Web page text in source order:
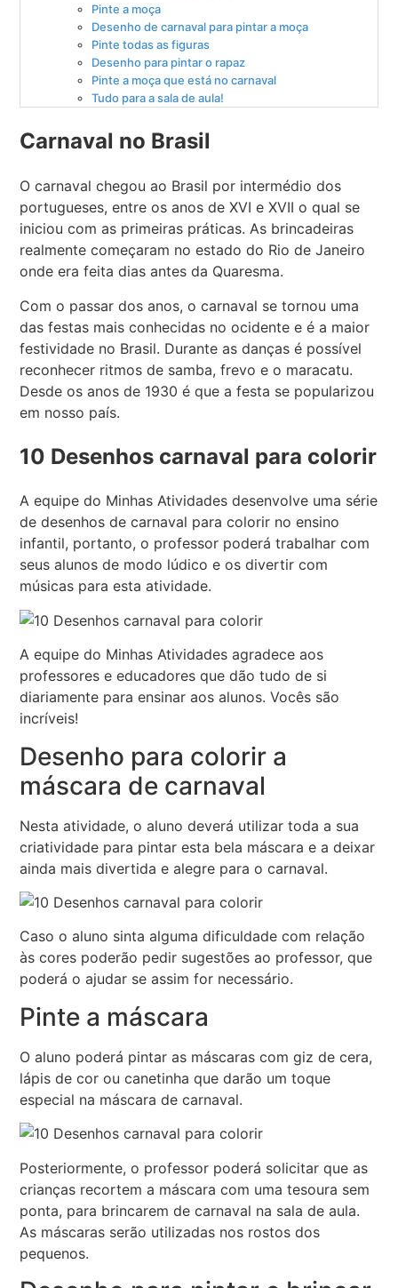
Pinte a moça
Desenho de carnaval para pintar a moça
Pinte todas as figuras
Desenho para pintar o rapaz
Pinte a moça que está no carnaval
Tudo para a sala de aula!
Carnaval no Brasil
O carnaval chegou ao Brasil por intermédio dos
portugueses, entre os anos de XVI e XVII o qual se
iniciou com as primeiras práticas. As brincadeiras
realmente começaram no estado do Rio de Janeiro
onde era feita dias antes da Quaresma.
Com o passar dos anos, o carnaval se tornou uma
das festas mais conhecidas no ocidente e é a maior
festividade no Brasil. Durante as danças é possível
reconhecer ritmos de samba, frevo e o maracatu.
Desde os anos de 1930 é que a festa se popularizou
em nosso país.
10 Desenhos carnaval para colorir
A equipe do Minhas Atividades desenvolve uma série
de desenhos de carnaval para colorir no ensino
infantil, portanto, o professor poderá trabalhar com
seus alunos de modo lúdico e os divertir com
músicas para esta atividade.
A equipe do Minhas Atividades agradece aos
professores e educadores que dão tudo de si
diariamente para ensinar aos alunos. Vocês são
incríveis!
Desenho para colorir a
máscara de carnaval
Nesta atividade, o aluno deverá utilizar toda a sua
criatividade para pintar esta bela máscara e a deixar
ainda mais divertida e alegre para o carnaval.
Caso o aluno sinta alguma dificuldade com relação
às cores poderão pedir sugestões ao professor, que
poderá o ajudar se assim for necessário.
Pinte a máscara
O aluno poderá pintar as máscaras com giz de cera,
lápis de cor ou canetinha que darão um toque
especial na máscara de carnaval.
Posteriormente, o professor poderá solicitar que as
crianças recortem a máscara com uma tesoura sem
ponta, para brincarem de carnaval na sala de aula.
As máscaras serão utilizadas nos rostos dos
pequenos.